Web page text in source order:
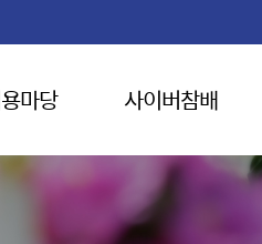
마당 사이버참배